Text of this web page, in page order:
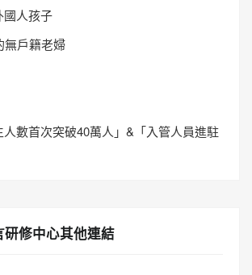
國人孩子
無戶籍老婦
人數首次突破40萬人」&「入管人員進駐
研修中心其他連結